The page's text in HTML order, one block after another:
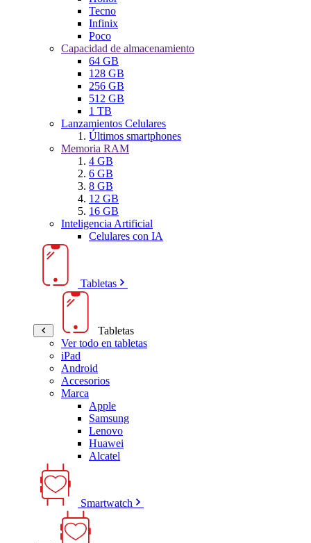
Tecno
Infinix
Poco
Capacidad de almacenamiento
64 GB
128 GB
256 GB
512 GB
1 TB
Lanzamientos Celulares
Últimos smartphones
Memoria RAM
4 GB
6 GB
8 GB
12 GB
16 GB
Inteligencia Artificial
Celulares con IA
Tabletas
Tabletas
Ver todo en tabletas
iPad
Android
Accesorios
Marca
Apple
Samsung
Lenovo
Huawei
Alcatel
Smartwatch